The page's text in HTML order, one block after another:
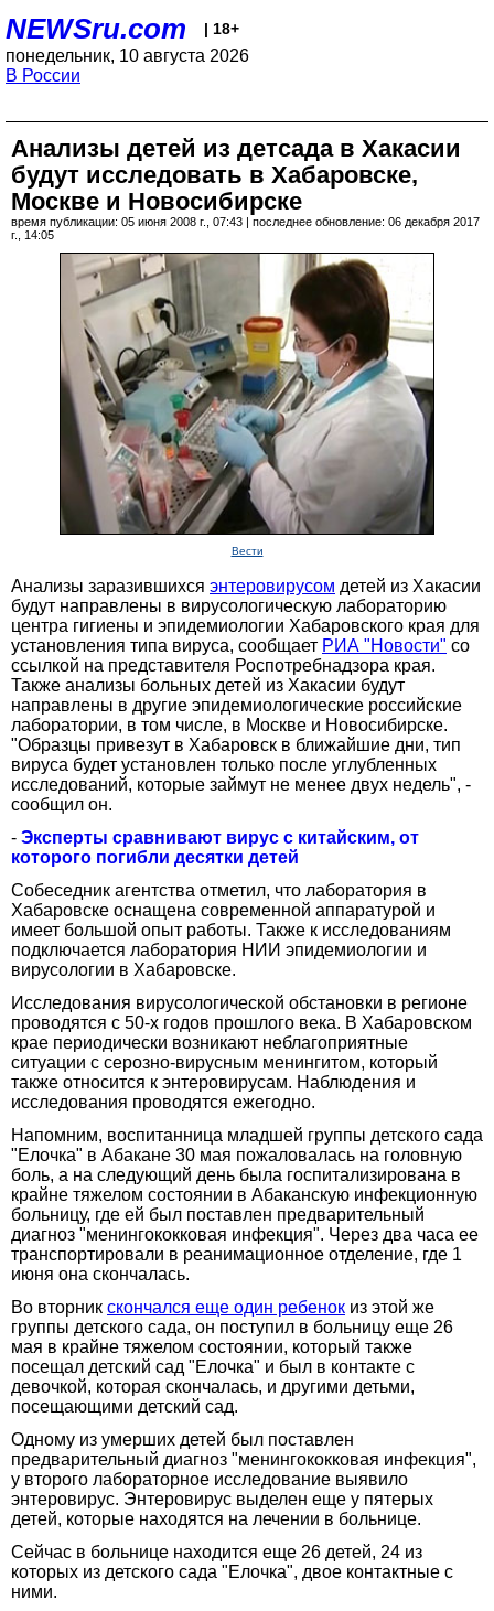
NEWSru.com | 18+
понедельник, 10 августа 2026
В России
Анализы детей из детсада в Хакасии
будут исследовать в Хабаровске,
Москве и Новосибирске
время публикации: 05 июня 2008 г., 07:43 | последнее обновление: 06 декабря 2017
г., 14:05
Вести
Анализы заразившихся энтеровирусом детей из Хакасии
будут направлены в вирусологическую лабораторию
центра гигиены и эпидемиологии Хабаровского края для
установления типа вируса, сообщает РИА "Новости" со
ссылкой на представителя Роспотребнадзора края.
Также анализы больных детей из Хакасии будут
направлены в другие эпидемиологические российские
лаборатории, в том числе, в Москве и Новосибирске.
"Образцы привезут в Хабаровск в ближайшие дни, тип
вируса будет установлен только после углубленных
исследований, которые займут не менее двух недель", -
сообщил он.
- Эксперты сравнивают вирус с китайским, от
которого погибли десятки детей
Собеседник агентства отметил, что лаборатория в
Хабаровске оснащена современной аппаратурой и
имеет большой опыт работы. Также к исследованиям
подключается лаборатория НИИ эпидемиологии и
вирусологии в Хабаровске.
Исследования вирусологической обстановки в регионе
проводятся с 50-х годов прошлого века. В Хабаровском
крае периодически возникают неблагоприятные
ситуации с серозно-вирусным менингитом, который
также относится к энтеровирусам. Наблюдения и
исследования проводятся ежегодно.
Напомним, воспитанница младшей группы детского сада
"Елочка" в Абакане 30 мая пожаловалась на головную
боль, а на следующий день была госпитализирована в
крайне тяжелом состоянии в Абаканскую инфекционную
больницу, где ей был поставлен предварительный
диагноз "менингококковая инфекция". Через два часа ее
транспортировали в реанимационное отделение, где 1
июня она скончалась.
Во вторник скончался еще один ребенок из этой же
группы детского сада, он поступил в больницу еще 26
мая в крайне тяжелом состоянии, который также
посещал детский сад "Елочка" и был в контакте с
девочкой, которая скончалась, и другими детьми,
посещающими детский сад.
Одному из умерших детей был поставлен
предварительный диагноз "менингококковая инфекция",
у второго лабораторное исследование выявило
энтеровирус. Энтеровирус выделен еще у пятерых
детей, которые находятся на лечении в больнице.
Сейчас в больнице находится еще 26 детей, 24 из
которых из детского сада "Елочка", двое контактные с
ними.